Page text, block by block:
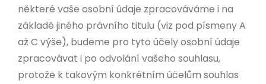
některé vaše osobní údaje zpracováváme i na
základě jiného právního titulu (viz pod písmeny A
až C výše), budeme pro tyto účely osobní údaje
zpracovávat i po odvolání vašeho souhlasu,
protože k takovým konkrétním účelům souhlas